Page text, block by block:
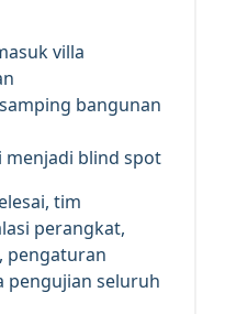
villa
bangunan
menjadi blind spot
tim
perangkat,
pengaturan
pengujian seluruh